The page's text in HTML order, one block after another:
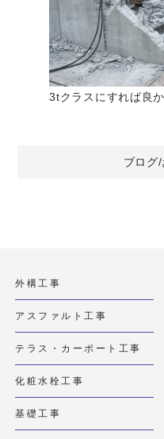
3tクラスにすれば良
ブログ
外構工事
アスファルト工事
テラス・カーポート工事
化粧水栓工事
基礎工事